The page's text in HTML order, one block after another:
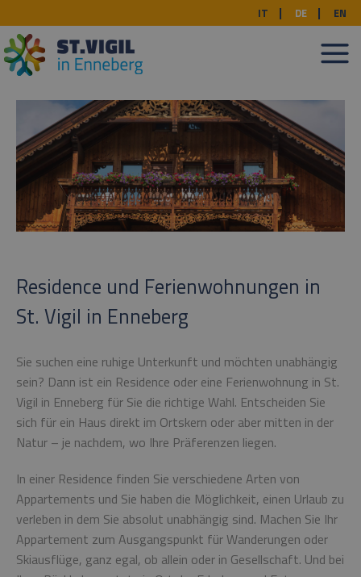
IT DE EN
Residence und Ferienwohnungen in
St. Vigil in Enneberg
Sie suchen eine ruhige Unterkunft und möchten unabhängig
sein? Dann ist ein Residence oder eine Ferienwohnung in St.
Vigil in Enneberg für Sie die richtige Wahl. Entscheiden Sie
sich für ein Haus direkt im Ortskern oder aber mitten in der
Natur – je nachdem, wo Ihre Präferenzen liegen.
In einer Residence finden Sie verschiedene Arten von
Appartements und Sie haben die Möglichkeit, einen Urlaub zu
verleben in dem Sie absolut unabhängig sind. Machen Sie Ihr
Appartement zum Ausgangspunkt für Wanderungen oder
Skiausflüge, ganz egal, ob allein oder in Gesellschaft. Und bei